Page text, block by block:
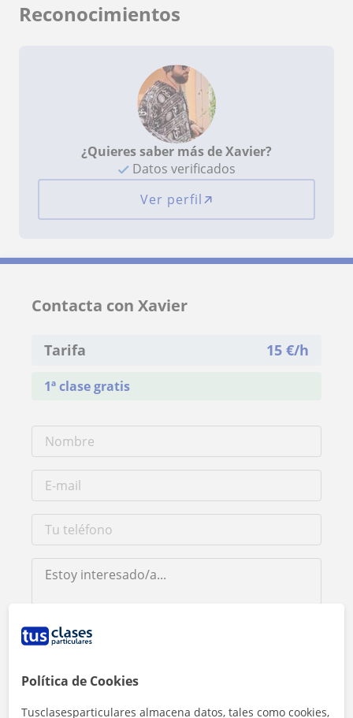
Reconocimientos
¿Quieres saber más de Xavier?
Datos verificados
Ver perfil
Contacta con Xavier
Tarifa 15 €/h
1ª clase gratis
Contactar ahora
Política de Cookies
Tusclasesparticulares almacena datos, tales como cookies,